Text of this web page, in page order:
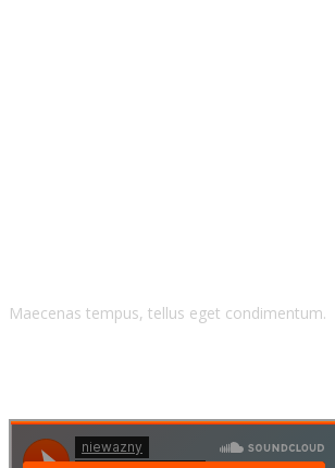
Maecenas tempus, tellus eget condimentum.